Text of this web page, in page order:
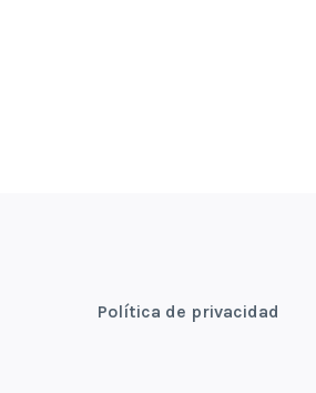
Política de privacidad